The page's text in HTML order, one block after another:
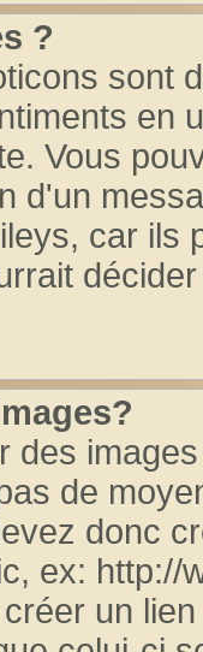
?
sont
en
Vous
d'un
car ils
des
de
donc
ex: http://
un